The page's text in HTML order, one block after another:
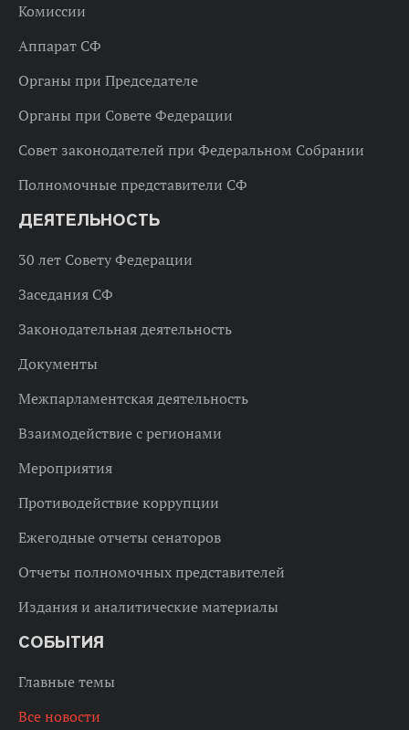
Комиссии
Аппарат СФ
Органы при Председателе
Органы при Совете Федерации
Совет законодателей при Федеральном Собрании
Полномочные представители СФ
ДЕЯТЕЛЬНОСТЬ
30 лет Совету Федерации
Заседания СФ
Законодательная деятельность
Документы
Межпарламентская деятельность
Взаимодействие с регионами
Мероприятия
Противодействие коррупции
Ежегодные отчеты сенаторов
Отчеты полномочных представителей
Издания и аналитические материалы
СОБЫТИЯ
Главные темы
Все новости